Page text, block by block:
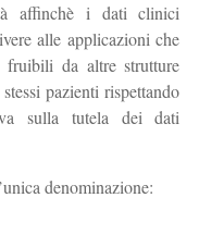
affinchè i dati clinici
alle applicazioni che
fruibili da altre strutture
pazienti rispettando
sulla tutela dei dati
denominazione: